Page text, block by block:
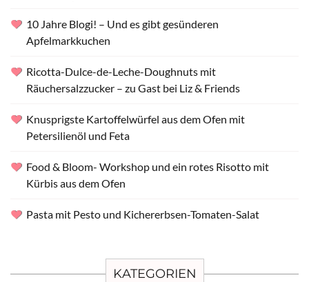
10 Jahre Blogi! – Und es gibt gesünderen
Apfelmarkkuchen
Ricotta-Dulce-de-Leche-Doughnuts mit
Räuchersalzzucker – zu Gast bei Liz & Friends
Knusprigste Kartoffelwürfel aus dem Ofen mit
Petersilienöl und Feta
Food & Bloom- Workshop und ein rotes Risotto mit
Kürbis aus dem Ofen
Pasta mit Pesto und Kichererbsen-Tomaten-Salat
KATEGORIEN